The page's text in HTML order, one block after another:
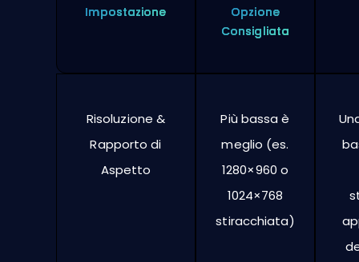
Impostazione
Opzione
Consigliata
Risoluzione &
Rapporto di
Aspetto
Più bassa è
meglio (es.
1280×960 o
1024×768
stiracchiata)